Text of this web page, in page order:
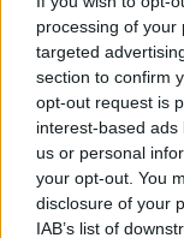
processing of your
targeted
section to confirm
opt-out request is
interest-based
us or personal
your opt-out. You
disclosure of your
IAB’s list of
GOSSIP